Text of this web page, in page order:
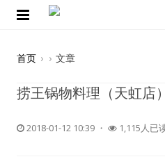
首页 › › 文章
捞王锅物料理（天虹店）
2018-01-12 10:39 ・ 1,115人已